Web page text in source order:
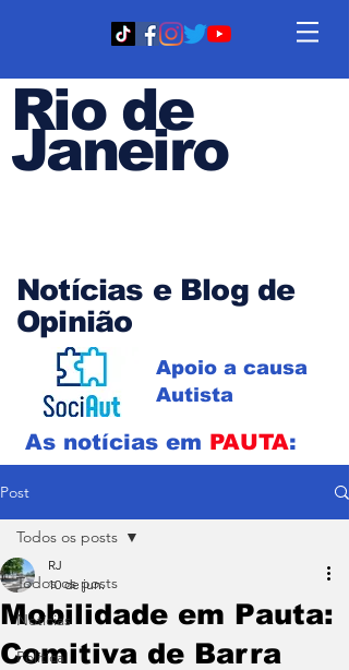
Rio de
Janeiro
Notícias e Blog de
Opinião
Apoio a causa
Autista
As notícias em PAUTA:
Post
Todos os posts
Notícias
Política
Todos os posts
Mobilidade em Pauta:
Comitiva de Barra
RJ
10 de jun.